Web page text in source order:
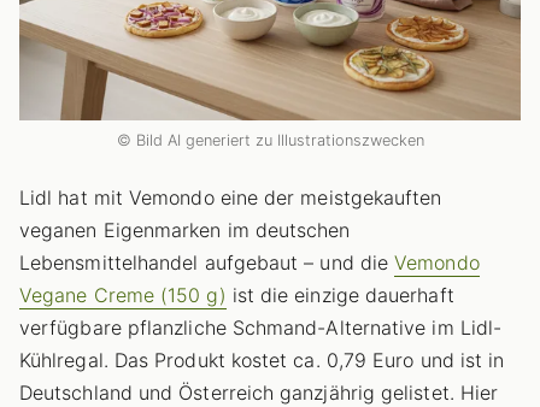
© Bild AI generiert zu Illustrationszwecken
Lidl hat mit Vemondo eine der meistgekauften
veganen Eigenmarken im deutschen
Lebensmittelhandel aufgebaut – und dieVemondo
Vegane Creme (150 g) ist die einzige dauerhaft
verfügbare pflanzliche Schmand-Alternative im Lidl-
Kühlregal. Das Produkt kostet ca. 0,79 Euro und ist in
Deutschland und Österreich ganzjährig gelistet. Hier